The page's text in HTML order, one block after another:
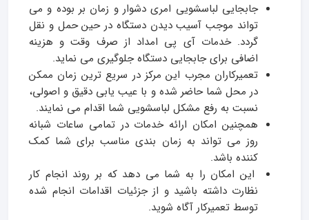
جابجایی لباسشویی امری دشوار و زمان بر بوده و می
تواند موجب آسیب دیدن دستگاه در حین حمل و نقل
گردد. خدمات آی پی امداد از صرف وقت و هزینه
اضافی برای جابجایی دستگاه جلوگیری می نماید.
تعمیرکاران مجرب این مرکز در سریع ترین زمان ممکن
در محل شما حاضر شده و با عیب یابی دقیق و اصولی،
نسبت به رفع مشکل لباسشویی شما اقدام می نمایند.
همچنین امکان ارائه خدمات در تمامی ساعات شبانه
روز می تواند به زمان بندی مناسب برای شما کمک
کننده باشد.
این امکان را به شما می دهد که بر روند انجام کار
نظارت داشته باشید و از جزئیات اقدامات انجام شده
توسط تعمیرکار آگاه شوید.